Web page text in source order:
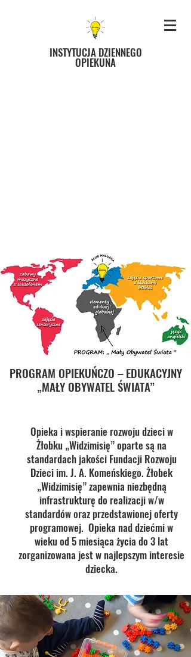
INSTYTUCJA DZIENNEGO
OPIEKUNA
Zacznij z nami już dziś !!!
WIDZIMISIĘ- JESZCZE WIĘCEJ!
Kameralne miejsce opieki
PROGRAM OPIEKUŃCZO – EDUKACYJNY
„MAŁY OBYWATEL ŚWIATA”
Opieka i wspieranie rozwoju dzieci w
Żłobku „Widzimisię” oparte są na
standardach jakości Fundacji Rozwoju
Dzieci im. J. A. Komeńskiego. Żłobek
„Widzimisię” zapewnia niezbędną
infrastrukturę do realizacji w/w
standardów oraz przedstawionej oferty
programowej. Opieka nad dziećmi w
wieku od 5 miesiąca życia do 3 lat
zorganizowana jest w najlepszym interesie
dziecka.